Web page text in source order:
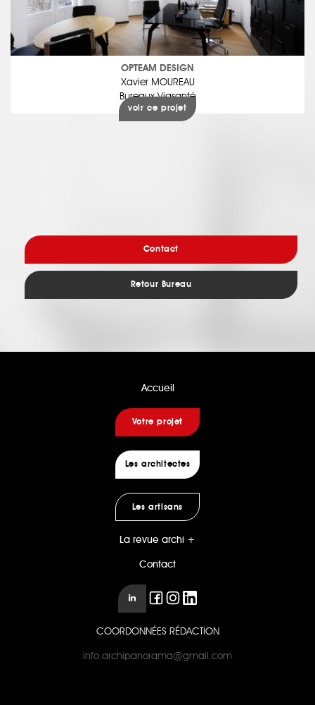
OPTEAM DESIGN
Xavier MOUREAU
Bureaux Viasanté
voir ce projet
Contact
Retour Bureau
Accueil
Votre projet
Les architectes
Les artisans
La revue archi +
Contact
COORDONNÉES RÉDACTION
info.archipanorama@gmail.com